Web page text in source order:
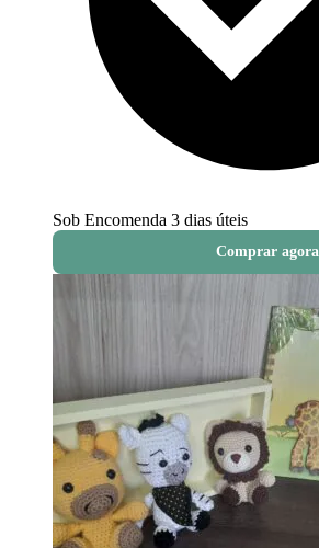
Sob Encomenda 3 dias úteis
Comprar agora